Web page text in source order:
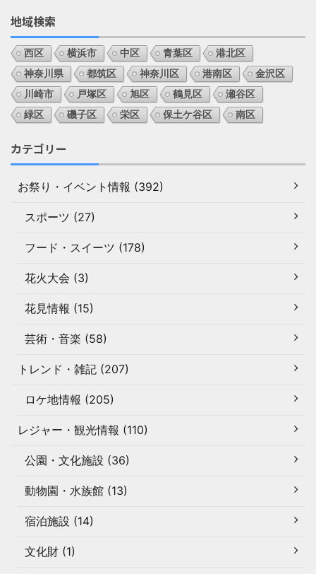
地域検索
西区 横浜市 中区 青葉区
港北区
神奈川県
都筑区 神奈川区 港南区
金沢区
川崎市
戸塚区 旭区 鶴見区
瀬谷区
緑区
磯子区 栄区 保土ケ谷区 南区
カテゴリー
お祭り・イベント情報 (392)
スポーツ (27)
フード・スイーツ (178)
花火大会 (3)
花見情報 (15)
芸術・音楽 (58)
トレンド・雑記 (207)
ロケ地情報 (205)
レジャー・観光情報 (110)
公園・文化施設 (36)
動物園・水族館 (13)
宿泊施設 (14)
文化財 (1)